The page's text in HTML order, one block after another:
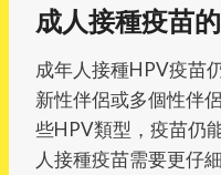
成人接種疫苗
成年人接種HPV疫苗
新性伴侶或多個性伴
些HPV類型，疫苗仍
人接種疫苗需要更仔